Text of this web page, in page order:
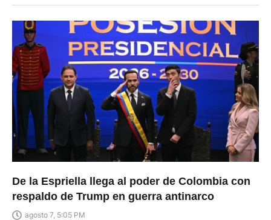
De la Espriella llega al poder de Colombia con
respaldo de Trump en guerra antinarco
agosto 7, 5:05 PM